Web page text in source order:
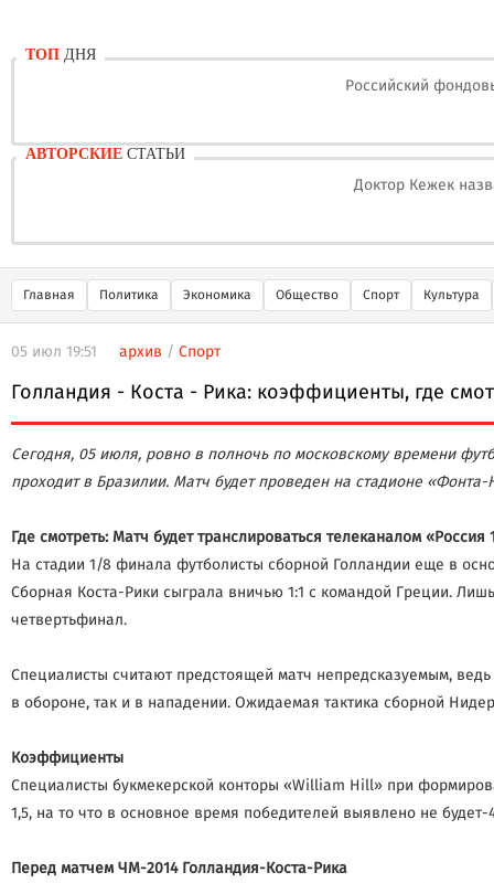
ТОП ДНЯ
Российский
АВТОРСКИЕ СТАТЬИ
Доктор Кежек
Главная Политика Экономика Общество Спорт Культура
05 июл 19:51 архив / Спорт
Голландия - Коста - Рика: коэффициенты, где
Сегодня, 05 июля, ровно в полночь по московскому времени
проходит в Бразилии. Матч будет проведен на стадионе
Где смотреть: Матч будет транслироваться телеканалом «Россия
На стадии 1/8 финала футболисты сборной Голландии еще в
Сборная Коста-Рики сыграла вничью 1:1 с командой Греции.
четвертьфинал.
Специалисты считают предстоящей матч непредсказуемым,
в обороне, так и в нападении. Ожидаемая тактика сборной
Коэффициенты
Специалисты букмекерской конторы «William Hill» при
1,5, на то что в основное время победителей выявлено не
Перед матчем ЧМ-2014 Голландия-Коста-Рика